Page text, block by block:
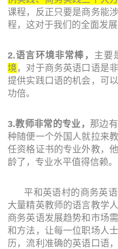
课程，反正只要是商务能
程，这对于我们的全面发展
2.语言环境非常棒， 主要
境 ，对于商务英语口语是
提供实践口语的机会，可
功倍。
3.教师非常的专业， 那边
种随便一个外国人就拉来
任资格证书的专业外教，
龄了，专业水平值得信赖。
平和英语村的商务英语
大量精英教师的语言教学
商务英语发展趋势和市场
和方法，让每一位职场人
历，流利准确的英语口语